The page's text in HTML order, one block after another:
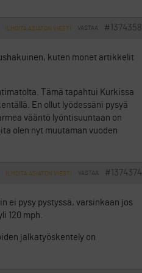
#1374358
VASTAA
ILMOITA ASIATON VIESTI
kuten monet artikkelit
Tämä tapahtui Kurkissa
En ollut lyödessäni pysyä
vääntö lyöntisuuntaan on
olen nyt muutaman vuoden
#1374374
VASTAA
ILMOITA ASIATON VIESTI
ei pysy pystyssä, varsinkaan jos
120 mph.
jalkatyöskentely on